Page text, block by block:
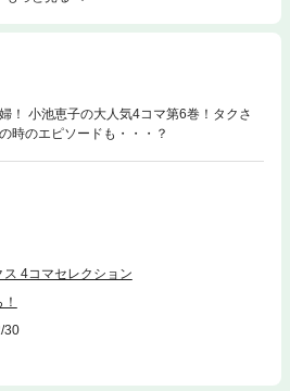
！ 小池恵子の大人気4コマ第6巻！タクさ
時のエピソードも・・・？
4コマセレクション
30